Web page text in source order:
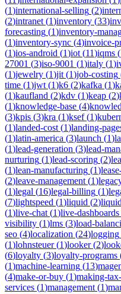
(1)international-selling (2)
(2)intranet (1)inventory (33)
forecasting (1)inventory-
(1)inventory-sync (4)invoice-
(1)ios-android (1)iot (11)iqms (
27001 (3)iso-9001 (1)italy (1)
(1)jewelry (1)jit (1)job-costing
time (1)jwt (1)k6 (2)kafka (1)
(1)kaufland (2)kdv (1)keap (2)
(1)knowledge-base (4)
(3)kpis (3)kra (1)ksef(1)
(1)landed-cost (1)landing-
(1)latin-america (3)launch (1)
(1)lead-generation (3)lead-
nurturing (1)lead-scoring (2)
(1)lean-manufacturing (1)
(2)leave-management (1)
(1)legal (16)legal-billing (1)
(7)lightspeed (1)liquid (2)
(1)live-chat (1)live-dashboards
visibility (1)lms (3)load-
seo (4)localization (24)logging
(1)lohnsteuer(1)looker(2)
(6)loyalty (3)loyalty-programs
(1)machine-learning (13)
(4)make-or-buy (1)making-
services (1)management (1)